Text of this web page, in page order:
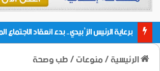
الرئيسية/منوعات/طب وصحة